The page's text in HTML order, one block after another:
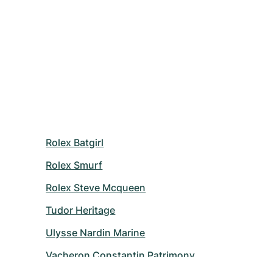
Rolex Batgirl
Rolex Smurf
Rolex Steve Mcqueen
Tudor Heritage
Ulysse Nardin Marine